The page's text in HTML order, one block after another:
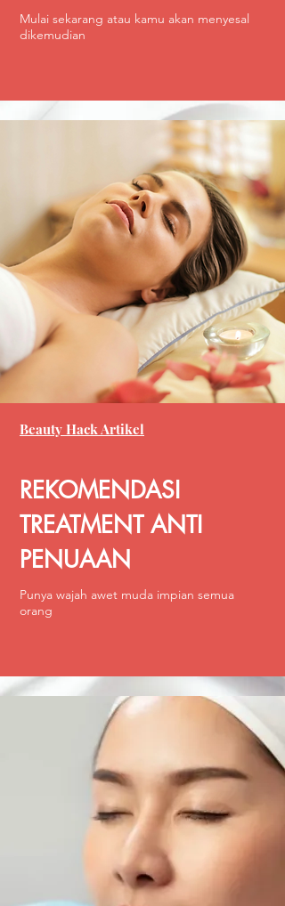
Mulai sekarang atau kamu akan menyesal
dikemudian
Beauty Hack Artikel
REKOMENDASI
TREATMENT ANTI
PENUAAN
Punya wajah awet muda impian semua
orang